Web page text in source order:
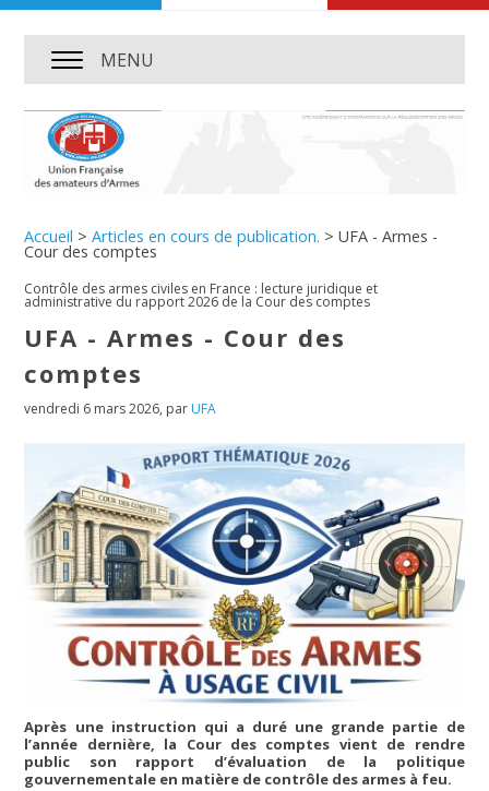
MENU
Accueil >Articles en cours de publication. >UFA - Armes -
Cour des comptes
Contrôle des armes civiles en France : lecture juridique et
administrative du rapport 2026 de la Cour des comptes
UFA - Armes - Cour des
comptes
vendredi 6 mars 2026, par UFA
Après une instruction qui a duré une grande partie de
l’année dernière, la Cour des comptes vient de rendre
public son rapport d’évaluation de la politique
gouvernementale en matière de contrôle des armes à feu.